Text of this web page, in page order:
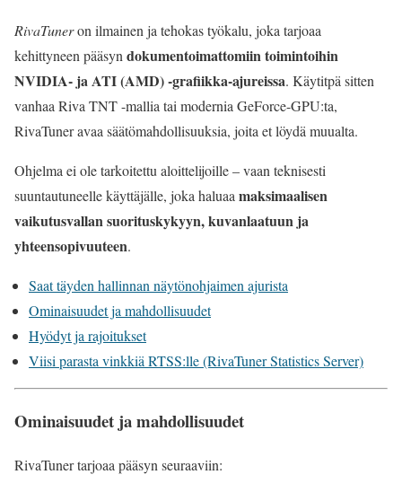
RivaTuneron ilmainen ja tehokas työkalu, joka tarjoaa
kehittyneen pääsyndokumentoimattomiin toimintoihin
NVIDIA- ja ATI (AMD) -grafiikka-ajureissa. Käytitpä sitten
vanhaa Riva TNT -mallia tai modernia GeForce-GPU:ta,
RivaTuner avaa säätömahdollisuuksia, joita et löydä muualta.
Ohjelma ei ole tarkoitettu aloittelijoille – vaan teknisesti
suuntautuneelle käyttäjälle, joka haluaamaksimaalisen
vaikutusvallan suorituskykyyn, kuvanlaatuun ja
yhteensopivuuteen.
Saat täyden hallinnan näytönohjaimen ajurista
Ominaisuudet ja mahdollisuudet
Hyödyt ja rajoitukset
Viisi parasta vinkkiä RTSS:lle (RivaTuner Statistics Server)
Ominaisuudet ja mahdollisuudet
RivaTuner tarjoaa pääsyn seuraaviin: